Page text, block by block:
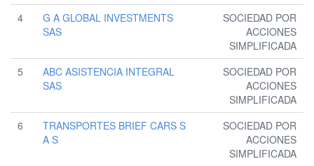
4
G A GLOBAL INVESTMENTS
SAS
SOCIEDAD POR
ACCIONES
SIMPLIFICADA
5
ABC ASISTENCIA INTEGRAL
SAS
SOCIEDAD POR
ACCIONES
SIMPLIFICADA
6
TRANSPORTES BRIEF CARS S
A S
SOCIEDAD POR
ACCIONES
SIMPLIFICADA